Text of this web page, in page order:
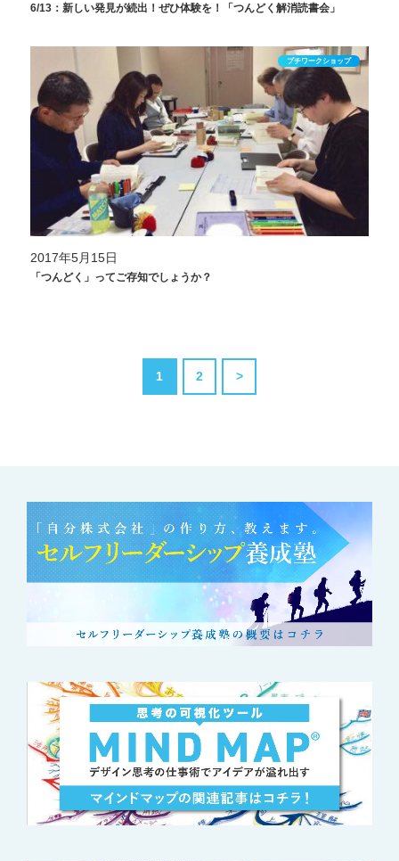
6/13：新しい発見が続出！ぜひ体験を！「つんどく解消読書会」
プチワークショップ
2017年5月15日
「つんどく」ってご存知でしょうか？
1 2 >